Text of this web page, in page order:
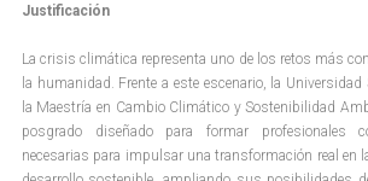
Justificación
La crisis climática representa uno de los retos más
la humanidad. Frente a este escenario, la
la Maestría en Cambio Climático y Sostenibilidad
posgrado diseñado para formar profesionales
necesarias para impulsar una transformación real en